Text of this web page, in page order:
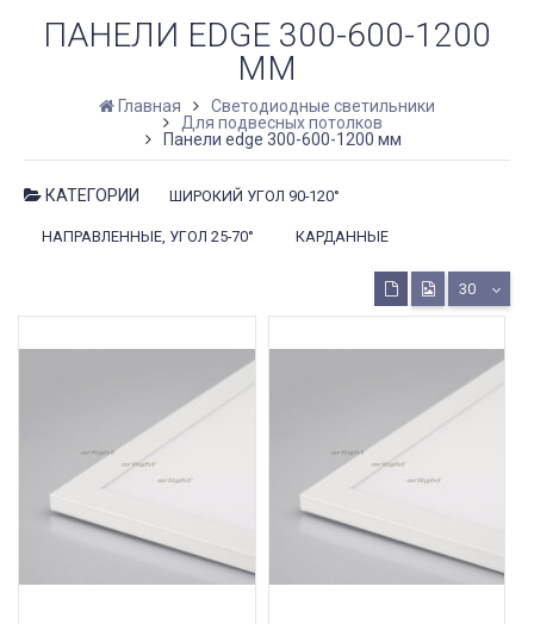
ПАНЕЛИ EDGE 300-600-1200
ММ
Главная
Светодиодные светильники
Для подвесных потолков
Панели edge 300-600-1200 мм
КАТЕГОРИИ ШИРОКИЙ УГОЛ 90-120°
НАПРАВЛЕННЫЕ, УГОЛ 25-70° КАРДАННЫЕ
30